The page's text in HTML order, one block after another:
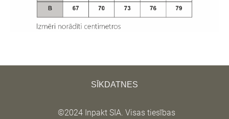
SĪKDATNES
©2024 Inpakt SIA. Visas tiesības